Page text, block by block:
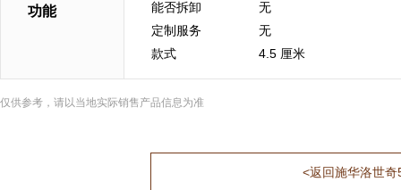
功能 能否拆卸
无
定制服务
无
款式
4.5 厘米
仅供参考，请以当地实际销售产品信息为准
<返回施华洛世